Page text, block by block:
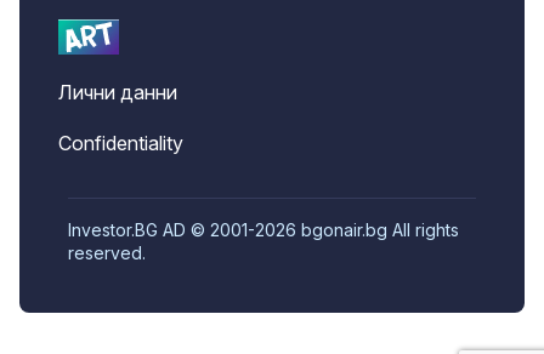
Лични данни
Confidentiality
Investor.BG AD © 2001-2026 bgonair.bg All rights
reserved.